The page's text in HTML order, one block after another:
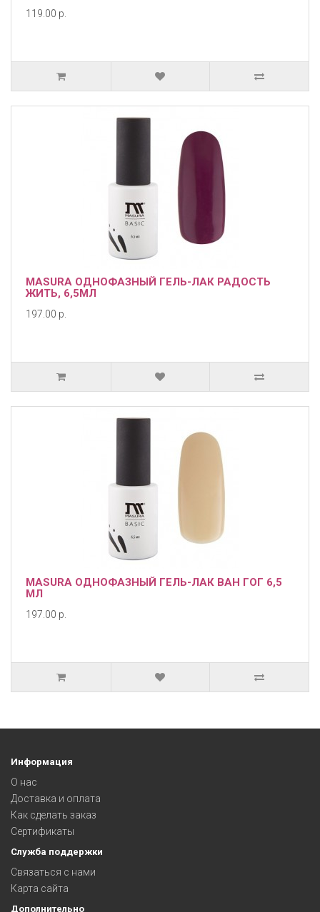
119.00 р.
MASURA ОДНОФАЗНЫЙ ГЕЛЬ-ЛАК РАДОСТЬ
ЖИТЬ, 6,5МЛ
197.00 р.
MASURA ОДНОФАЗНЫЙ ГЕЛЬ-ЛАК ВАН ГОГ 6,5
МЛ
197.00 р.
Информация
О нас
Доставка и оплата
Как сделать заказ
Сертификаты
Служба поддержки
Связаться с нами
Карта сайта
Дополнительно